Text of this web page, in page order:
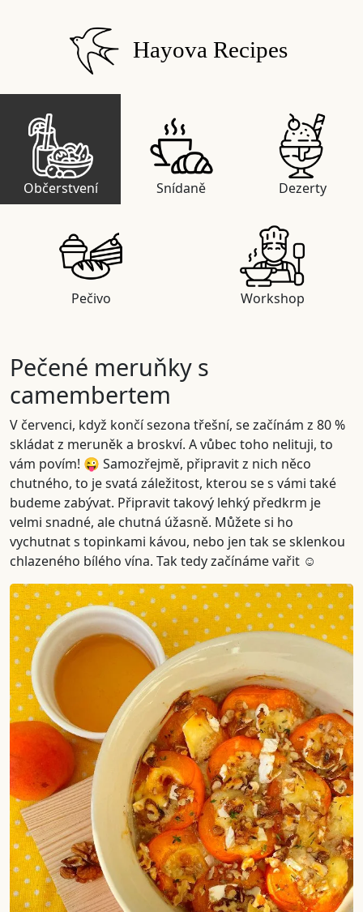
Hayova Recipes
Občerstvení Snídaně Dezerty
Pečivo Workshop
Pečené meruňky s
camembertem
V červenci, když končí sezona třešní, se začínám z 80 %
skládat z meruněk a broskví. A vůbec toho nelituji, to
vám povím! 😜 Samozřejmě, připravit z nich něco
chutného, to je svatá záležitost, kterou se s vámi také
budeme zabývat. Připravit takový lehký předkrm je
velmi snadné, ale chutná úžasně. Můžete si ho
vychutnat s topinkami kávou, nebo jen tak se sklenkou
chlazeného bílého vína. Tak tedy začínáme vařit ☺️